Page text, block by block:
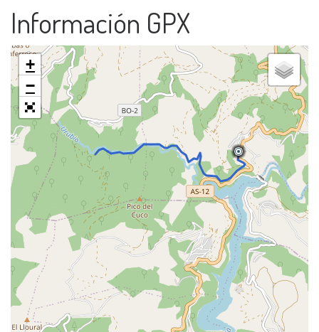
Información GPX
+
−